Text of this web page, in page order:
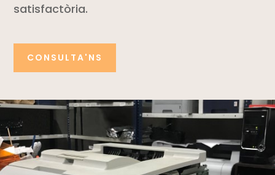
satisfactòria.
CONSULTA'NS